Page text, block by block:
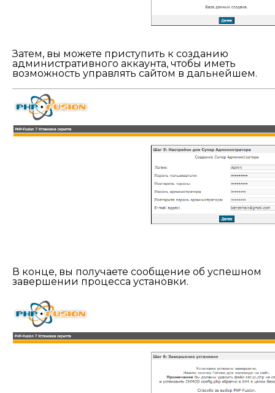
Затем, вы можете приступить к созданию
административного аккаунта, чтобы иметь
возможность управлять сайтом в дальнейшем.
В конце, вы получаете сообщение об успешном
завершении процесса установки.